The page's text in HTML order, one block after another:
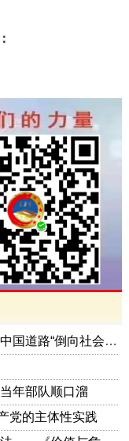
肖志夫｜《论人民民主专政》做出了中国道路“倒向社会主义”的选择
年部队顺口溜
党的主体性实践